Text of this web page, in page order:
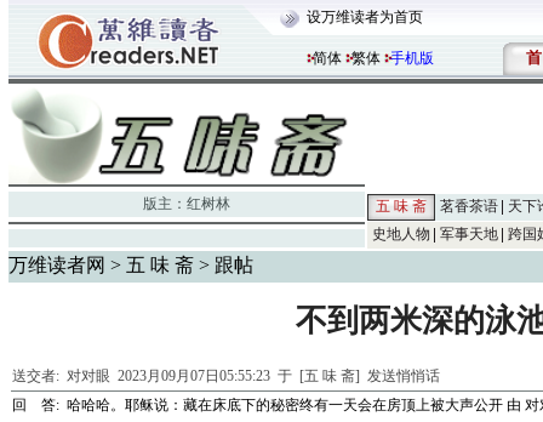
设万维读者为首页
简体 繁体 手机版 首
版主： 红树林 五 味 斋 茗香茶语
天下
史地人物
军事天地 跨国
万维读者网 > 五 味 斋 > 跟帖
不到两米深的泳
送交者: 对对眼 2023月09月07日05:55:23 于 [五 味 斋] 发送悄悄话
回 答: 哈哈哈。耶稣说：藏在床底下的秘密终有一天会在房顶上被大声公开 由 对